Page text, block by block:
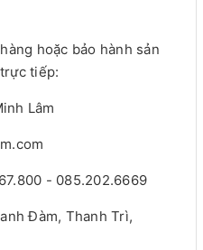
hoặc bảo hành sản
tiếp:
Lâm
- 085.202.6669
Đàm, Thanh Trì,